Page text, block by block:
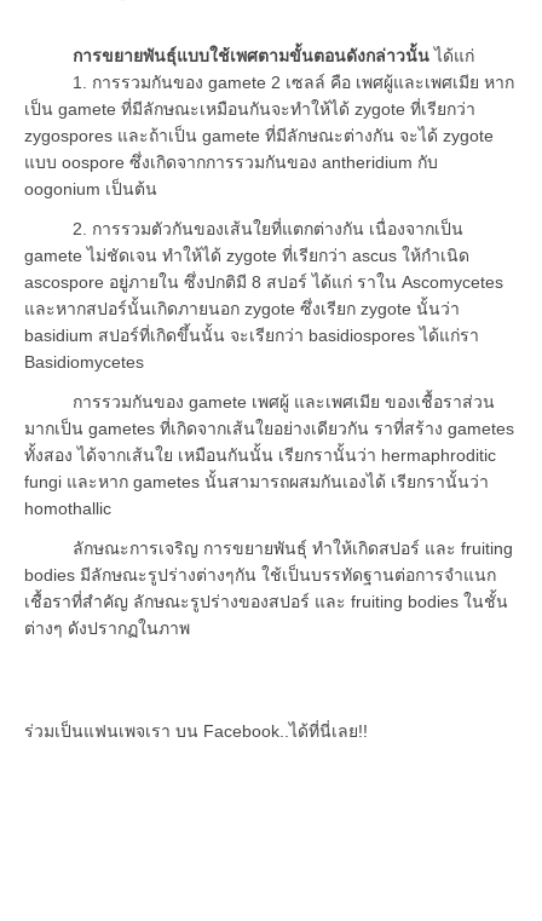
การขยายพันธุ์แบบใช้เพศตามขั้นตอนดังกล่าวนั้นได้แก่
1. การรวมกันของ gamete 2 เซลล์ คือ เพศผู้และเพศเมีย หาก
เป็น gamete ที่มีลักษณะเหมือนกันจะทำให้ได้ zygote ที่เรียกว่า
zygospores และถ้าเป็น gamete ที่มีลักษณะต่างกัน จะได้ zygote
แบบ oospore ซึ่งเกิดจากการรวมกันของ antheridium กับ
oogonium เป็นต้น
2. การรวมตัวกันของเส้นใยที่แตกต่างกัน เนื่องจากเป็น
gamete ไม่ชัดเจน ทำให้ได้ zygote ที่เรียกว่า ascus ให้กำเนิด
ascospore อยู่ภายใน ซึ่งปกติมี 8 สปอร์ ได้แก่ ราใน Ascomycetes
และหากสปอร์นั้นเกิดภายนอก zygote ซึ่งเรียก zygote นั้นว่า
basidium สปอร์ที่เกิดขึ้นนั้น จะเรียกว่า basidiospores ได้แก่รา
Basidiomycetes
การรวมกันของ gamete เพศผู้ และเพศเมีย ของเชื้อราส่วน
มากเป็น gametes ที่เกิดจากเส้นใยอย่างเดียวกัน ราที่สร้าง gametes
ทั้งสอง ได้จากเส้นใย เหมือนกันนั้น เรียกรานั้นว่า hermaphroditic
fungi และหาก gametes นั้นสามารถผสมกันเองได้ เรียกรานั้นว่า
homothallic
ลักษณะการเจริญ การขยายพันธุ์ ทำให้เกิดสปอร์ และ fruiting
bodies มีลักษณะรูปร่างต่างๆกัน ใช้เป็นบรรทัดฐานต่อการจำแนก
เชื้อราที่สำคัญ ลักษณะรูปร่างของสปอร์ และ fruiting bodies ในชั้น
ต่างๆ ดังปรากฏในภาพ
ร่วมเป็นแฟนเพจเรา บน Facebook..ได้ที่นี่เลย!!